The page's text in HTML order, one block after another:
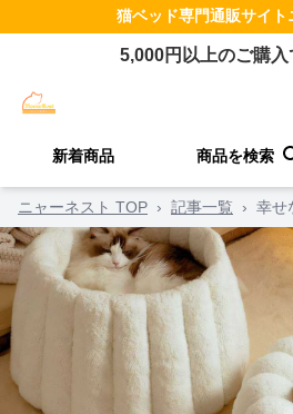
猫ベッド専門通販サイト
5,000円以上のご購
新着商品 商品を検索
ニャーネスト TOP › 記事一覧 › 幸せ